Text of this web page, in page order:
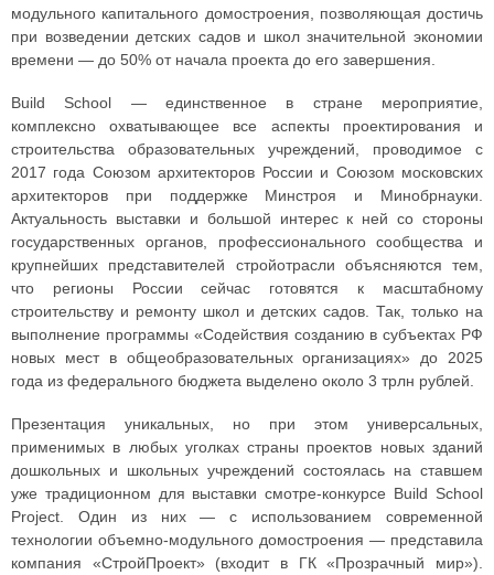
модульного капитального домостроения, позволяющая достичь
при возведении детских садов и школ значительной экономии
времени — до 50% от начала проекта до его завершения.
Build School — единственное в стране мероприятие,
комплексно охватывающее все аспекты проектирования и
строительства образовательных учреждений, проводимое с
2017 года Союзом архитекторов России и Союзом московских
архитекторов при поддержке Минстроя и Минобрнауки.
Актуальность выставки и большой интерес к ней со стороны
государственных органов, профессионального сообщества и
крупнейших представителей стройотрасли объясняются тем,
что регионы России сейчас готовятся к масштабному
строительству и ремонту школ и детских садов. Так, только на
выполнение программы «Содействия созданию в субъектах РФ
новых мест в общеобразовательных организациях» до 2025
года из федерального бюджета выделено около 3 трлн рублей.
Презентация уникальных, но при этом универсальных,
применимых в любых уголках страны проектов новых зданий
дошкольных и школьных учреждений состоялась на ставшем
уже традиционном для выставки смотре-конкурсе Build School
Project. Один из них — с использованием современной
технологии объемно-модульного домостроения — представила
компания «СтройПроект» (входит в ГК «Прозрачный мир»).